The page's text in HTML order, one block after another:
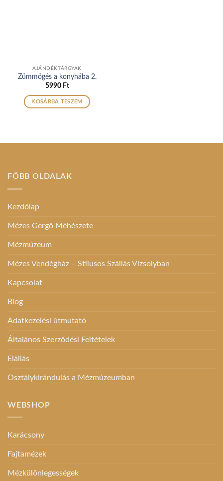
AJÁNDÉKTÁRGYAK
Zümmögés a konyhába 2.
5990 Ft
KOSÁRBA TESZEM
FŐBB OLDALAK
Kezdőlap
Mézes Gergő Méhészete
Mézmúzeum
Mézes Vendégház – Stílusos Szállás Vizsolyban
Kapcsolat
Blog
Adatkezelési útmutató
Általános Szerződési Feltételek
Elállás
Osztálykirándulás a Mézmúzeumban
WEBSHOP
Karácsony
Fajtamézek
Mézkülönlegességek